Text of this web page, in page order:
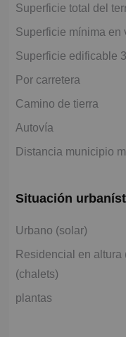
Superficie total del
Superficie mínima en
Superficie edificable
Por carretera
Camino de tierra
Autovía
Distancia municipio
Situación
Urbano (solar)
Residencial en
(chalets)
plantas